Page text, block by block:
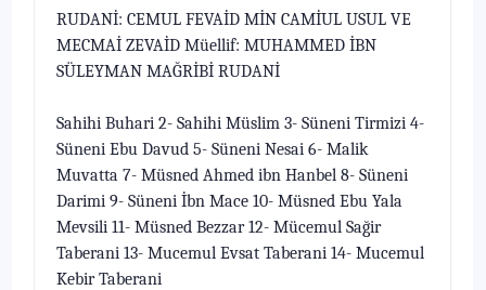
RUDANİ: CEMUL FEVAİD MİN CAMİUL USUL VE
MECMAİ ZEVAİD Müel­lif: MUHAMMED İBN
SÜLEYMAN MAĞRİBİ RUDANİ
Sahihi Buhari 2- Sahihi Müslim 3- Süneni Tirmizi 4-
Süneni Ebu Davud 5- Süneni Nesai 6- Malik
Muvatta 7- Müsned Ahmed ibn Hanbel 8- Süneni
Darimi 9- Süneni İbn Mace 10- Müsned Ebu Yala
Mevsili 11- Müsned Bezzar 12- Mücemul Sağir
Taberani 13- Mucemul Evsat Taberani 14- Mucemul
Ke­bir Taberani